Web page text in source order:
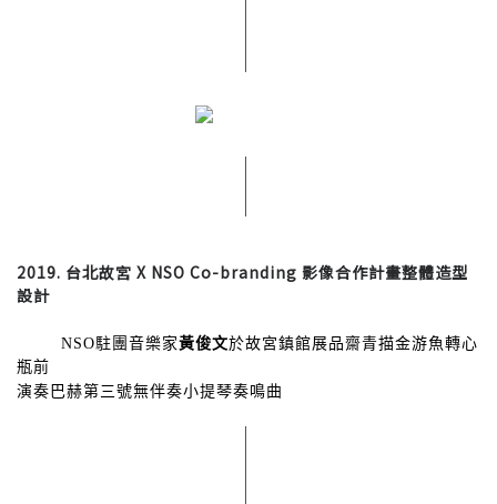
2019. 台北故宮 X NSO Co-branding 影像合作計畫整體造型
設計
NSO駐團音樂家黃俊文於故宮鎮館展品齋青描金游魚轉心
瓶前
演奏巴赫第三號無伴奏小提琴奏鳴曲